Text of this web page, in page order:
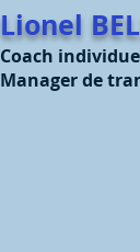
Lionel
Coach
Manager de